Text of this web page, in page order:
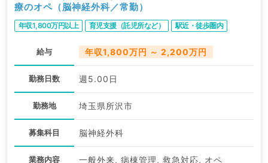
療のオペ（脳神経外科／常勤）
年収1,800万円以上 育児支援（託児所など） 駅近・徒歩圏内
給与 年収1,800万円 ～ 2,200万円
勤務日数 週5.00日
勤務地 埼玉県所沢市
募集科目 脳神経外科
業務内容 一般外来, 病棟管理, 救急対応, オペ